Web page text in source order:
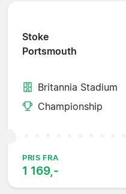
Stoke
Portsmouth
Britannia Stadium
Championship
PRIS FRA
1 169,-